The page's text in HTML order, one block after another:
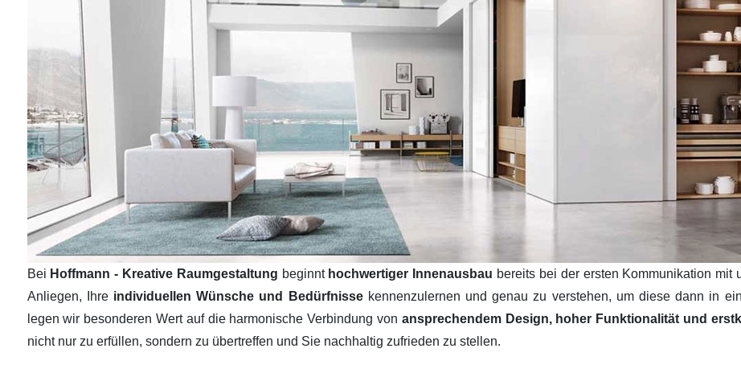
Bei Hoffmann - Kreative Raumgestaltung beginnt hochwertiger Innenausbau bereits bei der ersten Kommunikation
Anliegen, Ihre individuellen Wünsche und Bedürfnisse kennenzulernen und genau zu verstehen, um diese dann in ein
legen wir besonderen Wert auf die harmonische Verbindung von ansprechendem Design, hoher Funktionalität und
nicht nur zu erfüllen, sondern zu übertreffen und Sie nachhaltig zufrieden zu stellen.